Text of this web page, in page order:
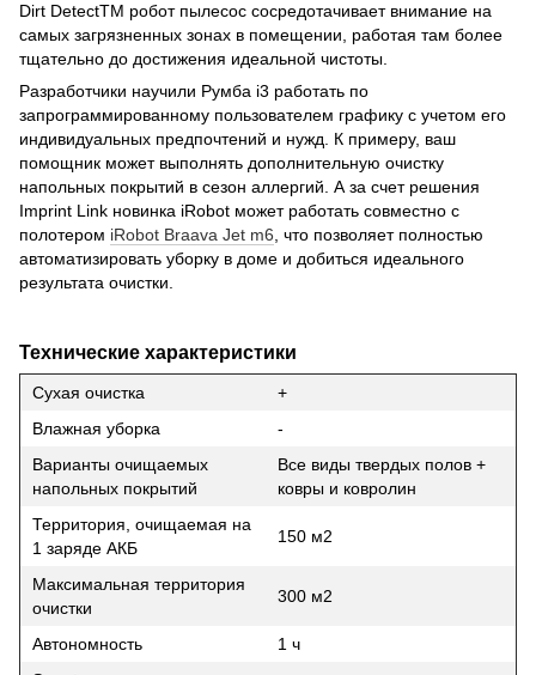
Dirt DetectTM робот пылесос сосредотачивает внимание на
самых загрязненных зонах в помещении, работая там более
тщательно до достижения идеальной чистоты.
Разработчики научили Румба i3 работать по
запрограммированному пользователем графику с учетом его
индивидуальных предпочтений и нужд. К примеру, ваш
помощник может выполнять дополнительную очистку
напольных покрытий в сезон аллергий. А за счет решения
Imprint Link новинка iRobot может работать совместно с
полотером iRobot Braava Jet m6, что позволяет полностью
автоматизировать уборку в доме и добиться идеального
результата очистки.
Технические характеристики
Сухая очистка
+
Влажная уборка
-
Варианты очищаемых
напольных покрытий
Все виды твердых полов +
ковры и ковролин
Территория, очищаемая на
1 заряде АКБ
150 м2
Максимальная территория
очистки
300 м2
Автономность
1 ч